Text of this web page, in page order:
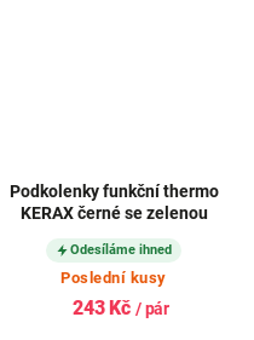
Podkolenky funkční thermo
KERAX černé se zelenou
Odesíláme ihned
Poslední kusy
243 Kč / pár